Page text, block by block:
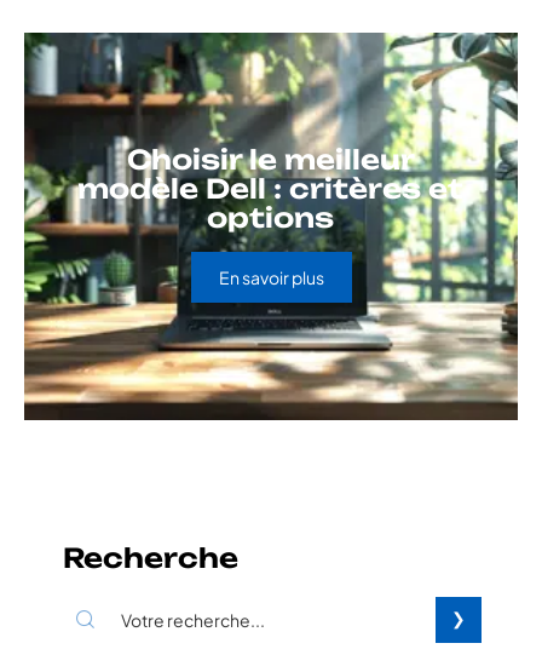
Choisir le meilleur
modèle Dell : critères et
options
En savoir plus
Recherche